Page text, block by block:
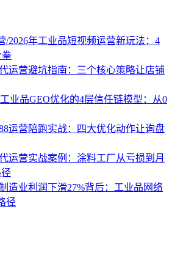
/2026年工业品短视频运营新玩法：4
拳
运营避坑指南：三个核心策略让店铺
业品GEO优化的4层信任链模型：从0
运营陪跑实战：四大优化动作让询盘
运营实战案例：涂料工厂从亏损到月
造业利润下滑27%背后：工业品网络
径